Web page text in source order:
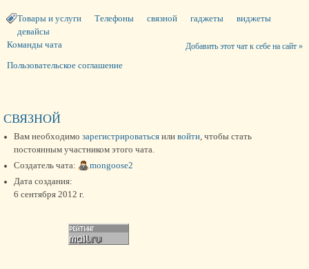
Товары и услуги Телефоны связной гаджеты
виджеты
девайсы
Добавить этот чат к себе на сайт »
Команды чата
Пользовательское соглашение
СВЯЗНОЙ
Вам необходимо зарегистрироваться или войти, чтобы стать
постоянным участником этого чата.
Создатель чата:
mongoose2
Дата создания:
6 сентября 2012 г.